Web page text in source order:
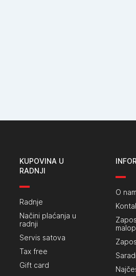
KUPOVINA U
RADNJI
Radnje
Načini plaćanja u
radnji
Servis satova
Tax free
Gift card
O